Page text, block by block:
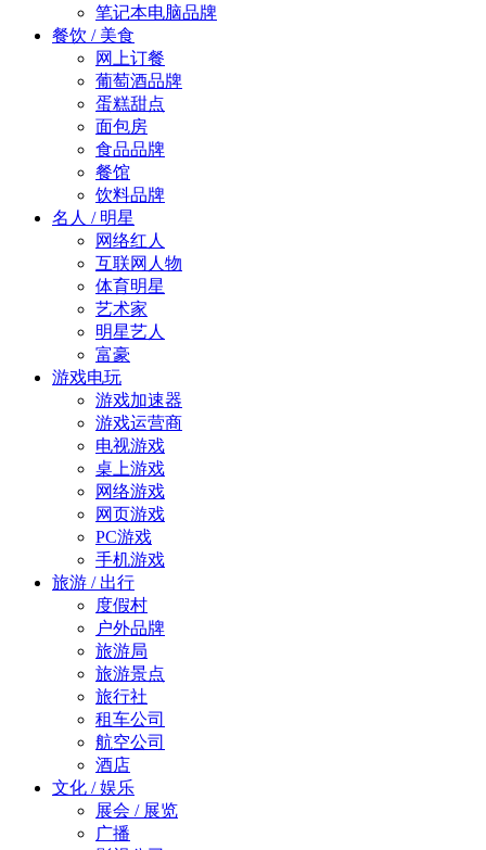
笔记本电脑品牌
餐饮 / 美食
网上订餐
葡萄酒品牌
蛋糕甜点
面包房
食品品牌
餐馆
饮料品牌
名人 / 明星
网络红人
互联网人物
体育明星
艺术家
明星艺人
富豪
游戏电玩
游戏加速器
游戏运营商
电视游戏
桌上游戏
网络游戏
网页游戏
PC游戏
手机游戏
旅游 / 出行
度假村
户外品牌
旅游局
旅游景点
旅行社
租车公司
航空公司
酒店
文化 / 娱乐
展会 / 展览
广播